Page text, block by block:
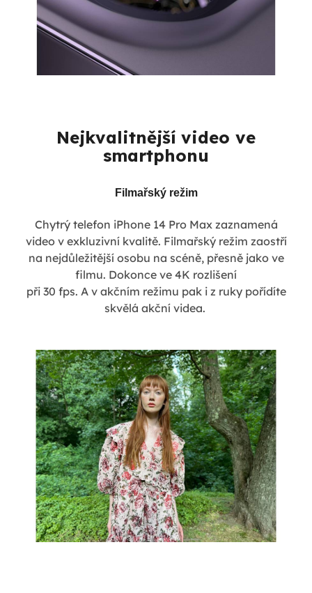
Nejkvalitnější video ve
smartphonu
Filmařský režim
Chytrý telefon iPhone 14 Pro Max zaznamená
video v exkluzivní kvalitě. Filmařský režim zaostří
na nejdůležitější osobu na scéně, přesně jako ve
filmu. Dokonce ve 4K rozlišení
při 30 fps. A v akčním režimu pak i z ruky pořídíte
skvělá akční videa.